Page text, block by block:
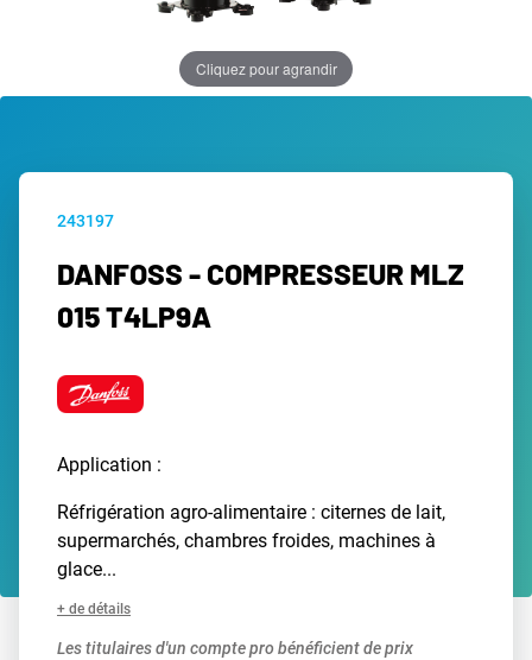
Cliquez pour agrandir
243197
DANFOSS - COMPRESSEUR MLZ
015 T4LP9A
Application :
Réfrigération agro-alimentaire : citernes de lait,
supermarchés, chambres froides, machines à
glace...
+ de détails
Les titulaires d'un compte pro bénéficient de prix